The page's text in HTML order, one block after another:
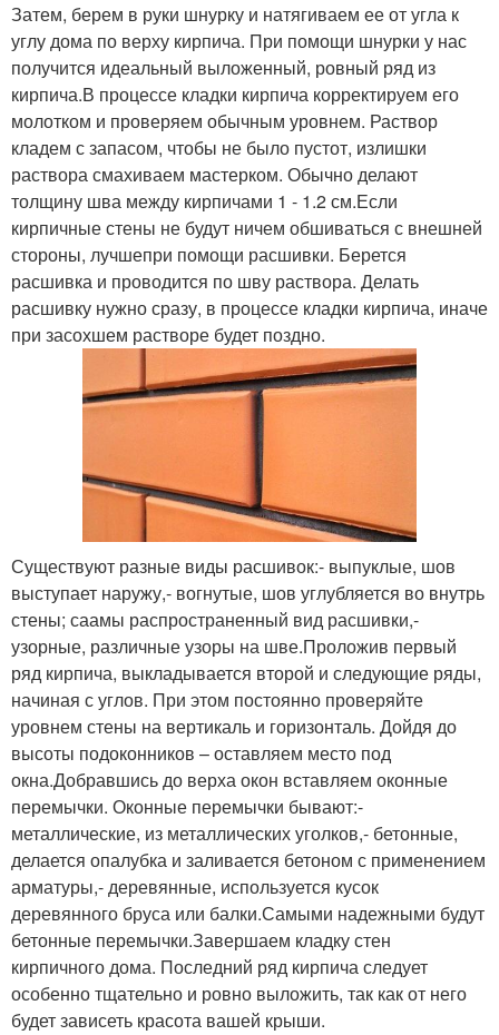
Затем, берем в руки шнурку и натягиваем ее от угла к
углу дома по верху кирпича. При помощи шнурки у нас
получится идеальный выложенный, ровный ряд из
кирпича.В процессе кладки кирпича корректируем его
молотком и проверяем обычным уровнем. Раствор
кладем с запасом, чтобы не было пустот, излишки
раствора смахиваем мастерком. Обычно делают
толщину шва между кирпичами 1 - 1.2 см.Если
кирпичные стены не будут ничем обшиваться с внешней
стороны, лучшепри помощи расшивки. Берется
расшивка и проводится по шву раствора. Делать
расшивку нужно сразу, в процессе кладки кирпича, иначе
при засохшем растворе будет поздно.
Существуют разные виды расшивок:- выпуклые, шов
выступает наружу,- вогнутые, шов углубляется во внутрь
стены; саамы распространенный вид расшивки,-
узорные, различные узоры на шве.Проложив первый
ряд кирпича, выкладывается второй и следующие ряды,
начиная с углов. При этом постоянно проверяйте
уровнем стены на вертикаль и горизонталь. Дойдя до
высоты подоконников – оставляем место под
окна.Добравшись до верха окон вставляем оконные
перемычки. Оконные перемычки бывают:-
металлические, из металлических уголков,- бетонные,
делается опалубка и заливается бетоном с применением
арматуры,- деревянные, используется кусок
деревянного бруса или балки.Самыми надежными будут
бетонные перемычки.Завершаем кладку стен
кирпичного дома. Последний ряд кирпича следует
особенно тщательно и ровно выложить, так как от него
будет зависеть красота вашей крыши.